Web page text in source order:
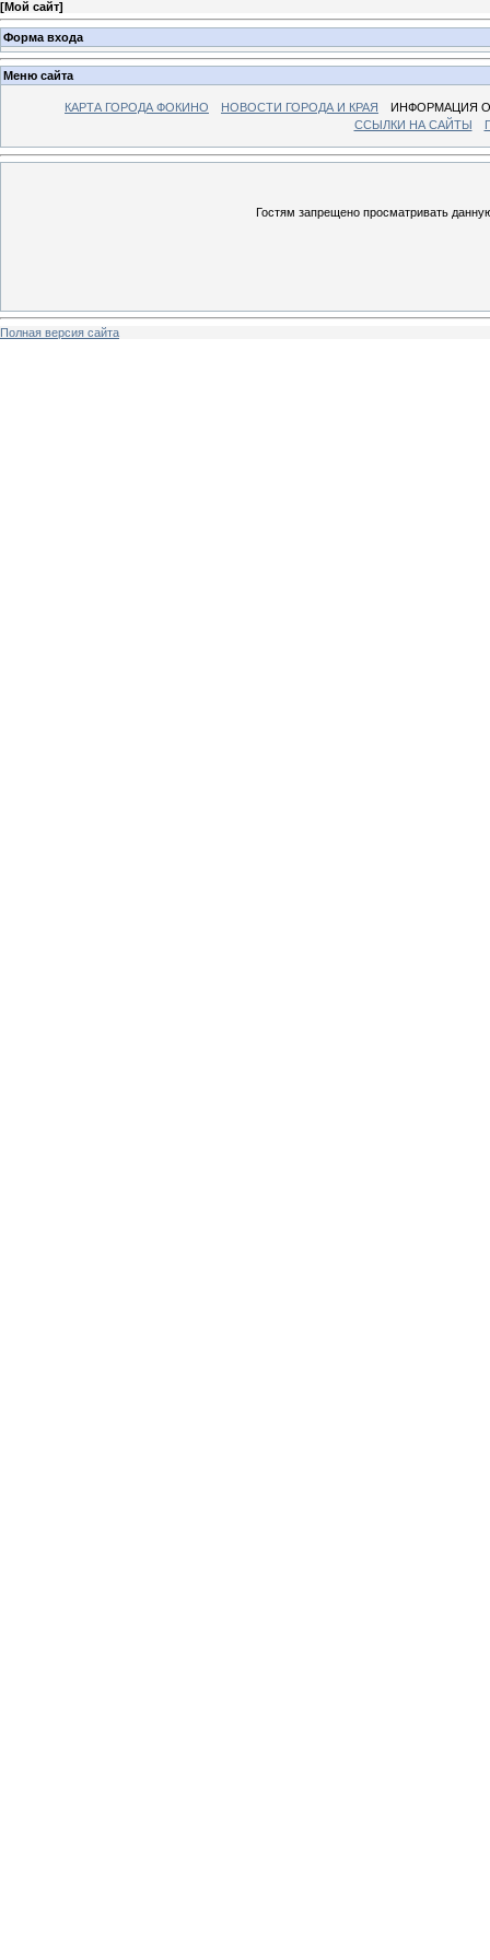
[Мой сайт]
Форма входа
Меню сайта
КАРТА ГОРОДА ФОКИНО НОВОСТИ ГОРОДА И КРАЯ
ИНФОРМАЦИЯ
ССЫЛКИ НА САЙТЫ
Гостям запрещено просматривать
Полная версия сайта